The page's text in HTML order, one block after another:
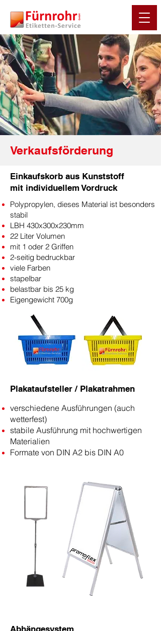
Verkaufsförderung
Einkaufskorb aus Kunststoff
mit individuellem Vordruck
Polypropylen, dieses Material ist besonders
stabil
LBH 430x300x230mm
22 Liter Volumen
mit 1 oder 2 Griffen
2-seitig bedruckbar
viele Farben
stapelbar
belastbar bis 25 kg
Eigengewicht 700g
Plakataufsteller / Plakatrahmen
verschiedene Ausführungen (auch
wetterfest)
stabile Ausführung mit hochwertigen
Materialien
Formate von DIN A2 bis DIN A0
Abhängesystem